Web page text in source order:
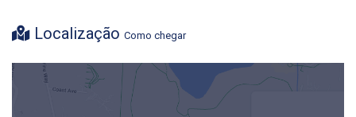
Localização Como chegar